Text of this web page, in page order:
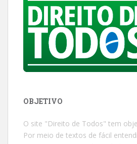
OBJETIVO
O site "Direito de Todos" tem
Por meio de textos de fácil